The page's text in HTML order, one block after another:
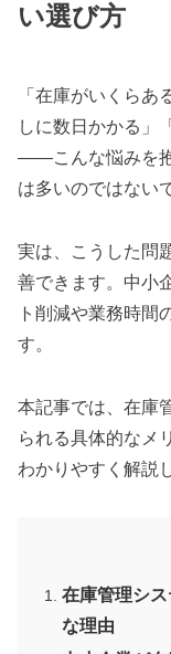
い選び方
「在庫がいくら
しに数日かかる」
——こんな悩みを
は多いのではない
実は、こうした問
善できます。中小
ト削減や業務時間
す。
本記事では、在庫
られる具体的なメ
わかりやすく解説
在庫管理シ
な理由